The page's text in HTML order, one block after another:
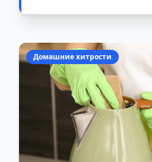
Домашние хитрости